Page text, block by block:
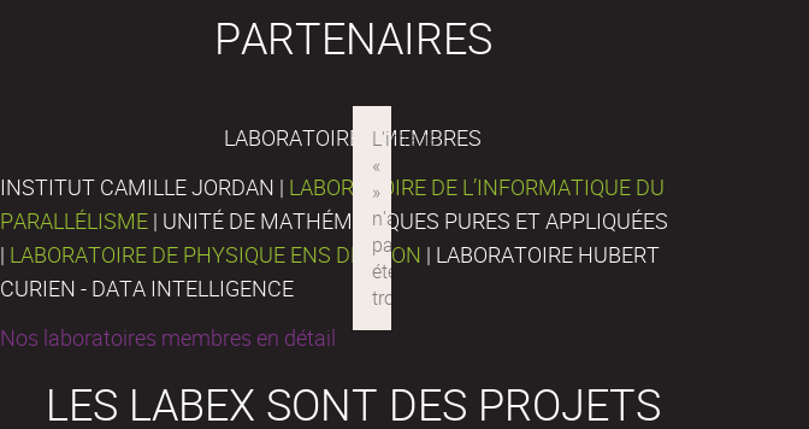
PARTENAIRES
LABORATOIRES MEMBRES
INSTITUT CAMILLE JORDAN | LABORATOIRE DE L’INFORMATIQUE DU
PARALLÉLISME | UNITÉ DE MATHÉMATIQUES PURES ET APPLIQUÉES
| LABORATOIRE DE PHYSIQUE ENS DE LYON | LABORATOIRE HUBERT
CURIEN - DATA INTELLIGENCE
Nos laboratoires membres en détail
LES LABEX SONT DES PROJETS